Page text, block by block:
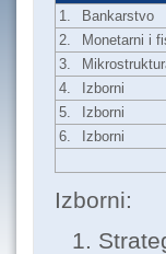
1.
Bankarstvo
2.
Monetarni i
3.
4.
Izborni
5.
Izborni
6.
Izborni
Izborni: